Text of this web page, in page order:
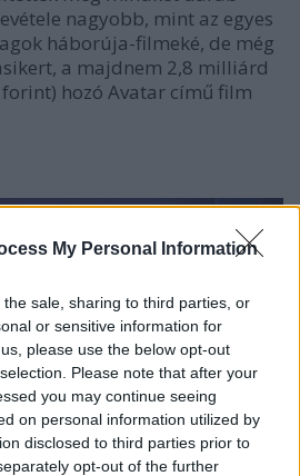
My Personal Information
sale, sharing to third parties, or
or sensitive information for
please use the below opt-out
Please note that after your
you may continue seeing
on personal information utilized by
disclosed to third parties prior to
opt-out of the further
nagyobb, mint az egyes
háborúja-filmeké, de még
a majdnem 2,8 milliárd
hozó Avatar című film